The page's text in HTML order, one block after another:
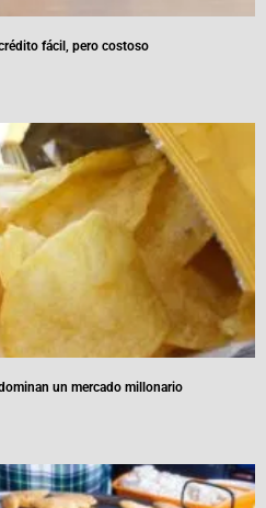
fácil, pero costoso
un mercado millonario